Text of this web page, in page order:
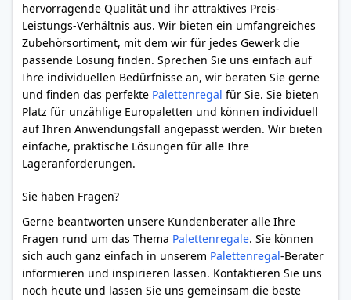
hervorragende Qualität und ihr attraktives Preis-
Leistungs-Verhältnis aus. Wir bieten ein umfangreiches
Zubehörsortiment, mit dem wir für jedes Gewerk die
passende Lösung finden. Sprechen Sie uns einfach auf
Ihre individuellen Bedürfnisse an, wir beraten Sie gerne
und finden das perfekte Palettenregal für Sie. Sie bieten
Platz für unzählige Europaletten und können individuell
auf Ihren Anwendungsfall angepasst werden. Wir bieten
einfache, praktische Lösungen für alle Ihre
Lageranforderungen.
Sie haben Fragen?
Gerne beantworten unsere Kundenberater alle Ihre
Fragen rund um das Thema Palettenregale. Sie können
sich auch ganz einfach in unserem Palettenregal-Berater
informieren und inspirieren lassen. Kontaktieren Sie uns
noch heute und lassen Sie uns gemeinsam die beste